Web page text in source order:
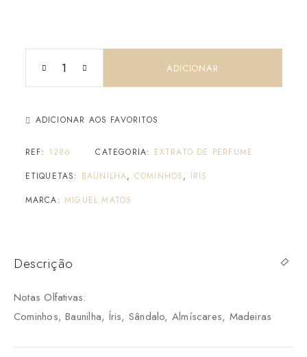
ADICIONAR
ADICIONAR AOS FAVORITOS
REF: 1286 CATEGORIA: EXTRATO DE PERFUME
ETIQUETAS: BAUNILHA, COMINHOS, ÍRIS
MARCA: MIGUEL MATOS
Descrição
Notas Olfativas:
Cominhos, Baunilha, Íris, Sândalo, Almíscares, Madeiras